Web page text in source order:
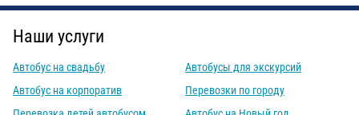
Наши услуги
Автобус на свадьбу
Автобус на корпоратив
Автобусы для экскурсий
Перевозки по городу